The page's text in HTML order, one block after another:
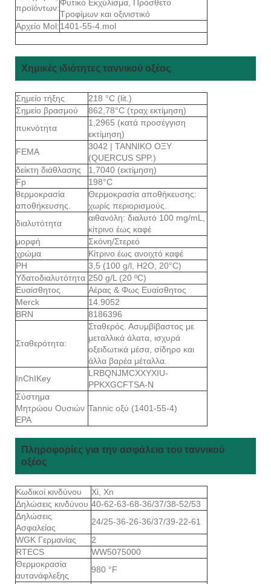
προϊόντων:
Φυτικό Εκχύλισμα, Πρόσθετο
Τροφίμων και οξινιστικό
Αρχείο Mol:1401-55-4.mol
Χημικές ιδιότητες ταννικού οξέος
Σημείο τήξης
218 °C (lit.)
Σημείο βρασμού
862,78°C (τραχ εκτίμηση)
πυκνότητα
1,2965 (κατά προσέγγιση
εκτίμηση)
FEMA
3042 | ΤΑΝΝΙΚΟ ΟΞΥ
(QUERCUS SPP.)
δείκτη διάθλασης
1,7040 (εκτίμηση)
Fp
198°C
θερμοκρασία
αποθήκευσης.
Θερμοκρασία αποθήκευσης:
χωρίς περιορισμούς.
διαλυτότητα
αιθανόλη: διαλυτό 100 mg/mL,
κίτρινο έως καφέ
μορφή
Σκόνη/Στερεό
χρώμα
Κίτρινο έως ανοιχτό καφέ
PH
3,5 (100 g/l, H2O, 20°C)
Υδατοδιαλυτότητα 250 g/L (20 ºC)
Ευαίσθητος
Αέρας & Φως Ευαίσθητος
Merck
14.9052
BRN
8186396
Σταθερότητα:
Σταθερός. Ασυμβίβαστος με
μεταλλικά άλατα, ισχυρά
οξειδωτικά μέσα, σίδηρο και
άλλα βαρέα μέταλλα.
InChIKey
LRBQNJMCXXYXIU-
PPKXGCFTSA-N
Σύστημα
Μητρώου Ουσιών
EPA
Tannic οξύ (1401-55-4)
Πληροφορίες για την ασφάλεια του ταννικού
οξέος
Κωδικοί κινδύνου
Xi, Xn
Δηλώσεις κινδύνου 40-62-63-68-36/37/38-52/53
Δηλώσεις
Ασφαλείας
24/25-36-26-36/37/39-22-61
WGK Γερμανίας
2
RTECS
WW5075000
Θερμοκρασία
αυτανάφλεξης
980 °F